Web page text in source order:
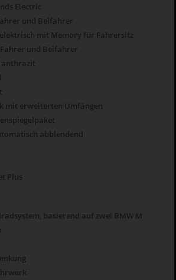
Electric
und Beifahrer
mit Memory für Fahrersitz
und Beifahrer
anthrazit
mit erweiterten Umfängen
abblendend
Plus
basierend auf zwei BMW M